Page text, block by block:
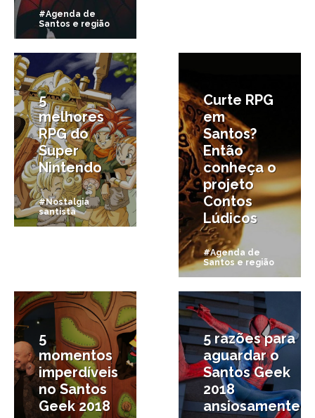
#Agenda de
Santos e região
9/12/2018
5
melhores
RPG do
Super
Nintendo
#Nostalgia
santista
Curte RPG
em
Santos?
Então
conheça o
projeto
Contos
Lúdicos
#Agenda de
Santos e região
5
momentos
imperdíveis
no Santos
Geek 2018
16/10/2018
5 razões para
aguardar o
Santos Geek
2018
ansiosamente